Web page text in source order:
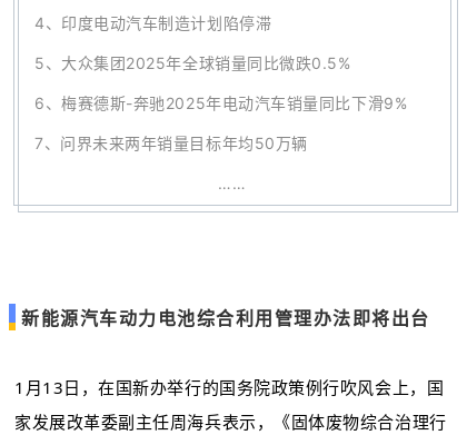
4、 印度电动汽车制造计划陷停滞
5、 大众集团2025年全球销量同比微跌0.5%
6、梅赛德斯-奔驰2025年电动汽车销量同比下滑9%
7、 问界未来两年销量目标年均50万辆
……
新能源汽车动力电池综合利用管理办法即将出台
1月13日，在国新办举行的国务院政策例行吹风会上，国
家发展改革委副主任周海兵表示，《固体废物综合治理行